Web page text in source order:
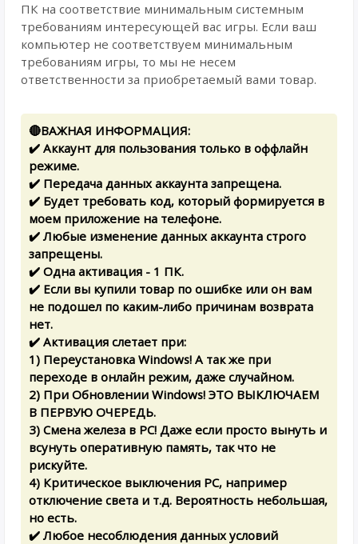
ПК на соответствие минимальным системным
требованиям интересующей вас игры. Если ваш
компьютер не соответствуем минимальным
требованиям игры, то мы не несем
ответственности за приобретаемый вами товар.
🔴ВАЖНАЯ ИНФОРМАЦИЯ:
✔️ Аккаунт для пользования только в оффлайн
режиме.
✔️ Передача данных аккаунта запрещена.
✔️ Будет требовать код, который формируется в
моем приложение на телефоне.
✔️ Любые изменение данных аккаунта строго
запрещены.
✔️ Одна активация - 1 ПК.
✔️ Если вы купили товар по ошибке или он вам
не подошел по каким-либо причинам возврата
нет.
✔️ Активация слетает при:
1) Переустановка Windows! А так же при
переходе в онлайн режим, даже случайном.
2) При Обновлении Windows! ЭТО ВЫКЛЮЧАЕМ
В ПЕРВУЮ ОЧЕРЕДЬ.
3) Смена железа в PC! Даже если просто вынуть и
всунуть оперативную память, так что не
рискуйте.
4) Критическое выключения PC, например
отключение света и т.д. Вероятность небольшая,
но есть.
✔️ Любое несоблюдения данных условий